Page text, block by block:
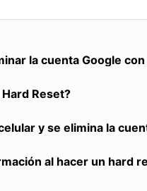
la cuenta Google con
Reset?
y se elimina la
al hacer un hard